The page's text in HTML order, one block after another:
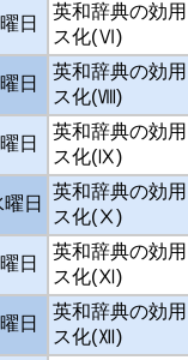
日
英和辞典の効
ス化(Ⅵ)
日
英和辞典の効
ス化(Ⅷ)
日
英和辞典の効
ス化(Ⅸ)
日
英和辞典の効
ス化(Ⅹ)
日
英和辞典の効
ス化(Ⅺ)
日
英和辞典の効
ス化(Ⅻ)